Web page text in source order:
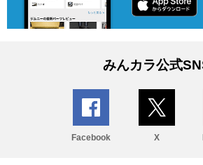
みんカラ公式
Facebook X